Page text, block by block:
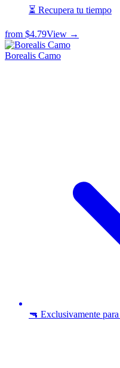
⏳ Recupera tu tiempo
from $4.79View →
Borealis Camo
🔫 Exclusivamente